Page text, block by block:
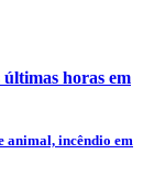
horas em
animal, incêndio em